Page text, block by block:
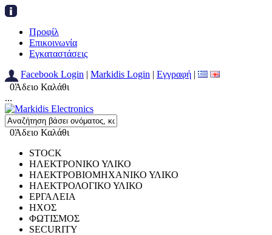
Προφίλ
Επικοινωνία
Εγκαταστάσεις
Facebook Login | Markidis Login | Εγγραφή |
0Άδειο Καλάθι
...
0Άδειο Καλάθι
STOCK
ΗΛΕΚΤΡΟΝΙΚΟ ΥΛΙΚΟ
ΗΛΕΚΤΡΟΒΙΟΜΗΧΑΝΙΚΟ ΥΛΙΚΟ
ΗΛΕΚΤΡΟΛΟΓΙΚΟ ΥΛΙΚΟ
ΕΡΓΑΛΕΙΑ
ΗΧΟΣ
ΦΩΤΙΣΜΟΣ
SECURITY